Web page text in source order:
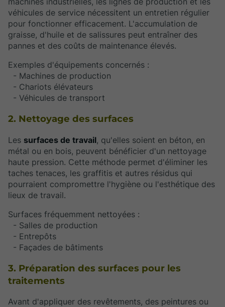
véhicules de service nécessitent un entretien régulier
pour fonctionner efficacement. L'accumulation de
graisse, d'huile et de salissures peut entraîner des
pannes et des coûts de maintenance élevés.
Exemples d'équipements concernés :
- Machines de production
- Chariots élévateurs
- Véhicules de transport
2. Nettoyage des surfaces
Les surfaces de travail, qu'elles soient en béton, en
métal ou en bois, peuvent bénéficier d'un nettoyage
haute pression. Cette méthode permet d'éliminer les
taches tenaces, les graffitis et autres résidus qui
pourraient compromettre l'hygiène ou l'esthétique des
lieux de travail.
Surfaces fréquemment nettoyées :
- Salles de production
- Entrepôts
- Façades de bâtiments
3. Préparation des surfaces pour les
traitements
Avant d'appliquer des revêtements, des peintures ou